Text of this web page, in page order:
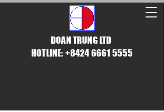
DOAN TRUNG LTD
HOTLINE: +8424 6661 5555